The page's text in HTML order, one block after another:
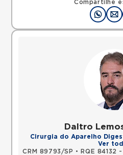
Compartilhe
Daltro
Cirurgia do Aparelho
Ver
CRM 89793/SP • RQE 84132 -